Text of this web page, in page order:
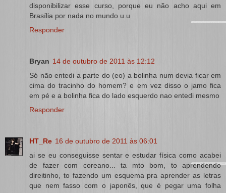
disponibilizar esse curso, porque eu não acho aqui em
Brasília por nada no mundo u.u
Responder
Bryan 14 de outubro de 2011 às 12:12
Só não entedi a parte do (eo) a bolinha num devia ficar em
cima do tracinho do homem? e em vez disso o jamo fica
em pé e a bolinha fica do lado esquerdo nao entedi mesmo
Responder
HT_Re 16 de outubro de 2011 às 06:01
ai se eu conseguisse sentar e estudar física como acabei
de fazer com coreano... ta mto bom, to aprendendo
direitinho, to fazendo um esquema pra aprender as letras
que nem fasso com o japonês, que é pegar uma folha